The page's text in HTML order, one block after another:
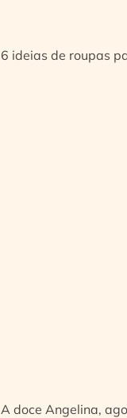
6 ideias de roupas
A doce Angelina,